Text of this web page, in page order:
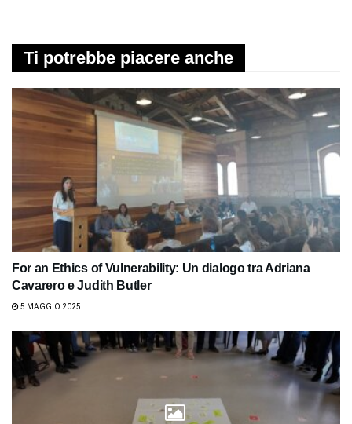
Ti potrebbe piacere anche
For an Ethics of Vulnerability: Un dialogo tra Adriana
Cavarero e Judith Butler
5 MAGGIO 2025